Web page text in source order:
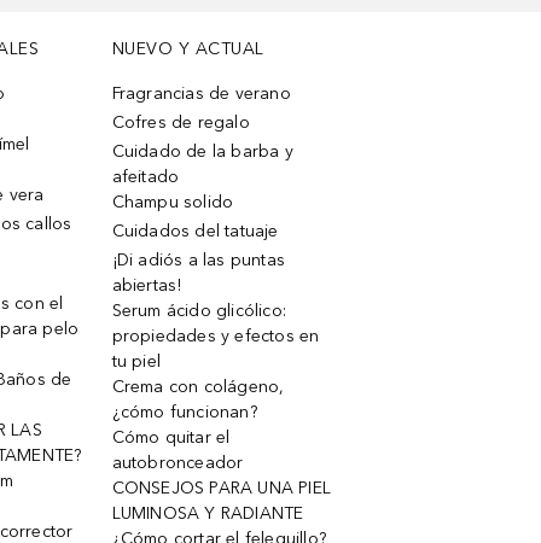
vera
callos
con el
pelo
de
LAS
NUEVO Y ACTUAL
Fragrancias de verano
Cofres de regalo
Cuidado de la barba y
afeitado
Champu solido
Cuidados del tatuaje
¡Di adiós a las puntas
abiertas!
Serum ácido glicólico:
propiedades y efectos en
tu piel
Crema con colágeno,
¿cómo funcionan?
Cómo quitar el
autobronceador
CONSEJOS PARA UNA PIEL
LUMINOSA Y RADIANTE
¿Cómo cortar el felequillo?